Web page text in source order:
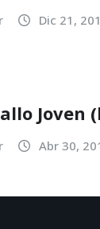
Dic 21,
Joven
Abr 30,